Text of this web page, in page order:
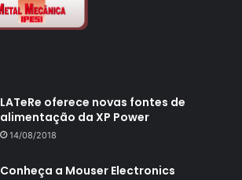
LATeRe oferece novas fontes de
alimentação da XP Power
14/08/2018
Conheça a Mouser Electronics